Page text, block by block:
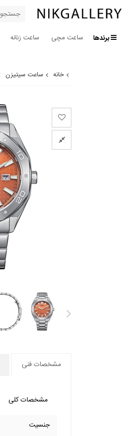
برندها ساعت مچی ساعت زنانه
خانه ساعت سیتیزن
مشخصات فنی
مشخصات کلی
جنسیت